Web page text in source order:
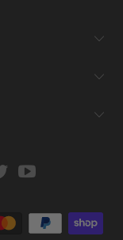
Strapcode
TwitterYouTube